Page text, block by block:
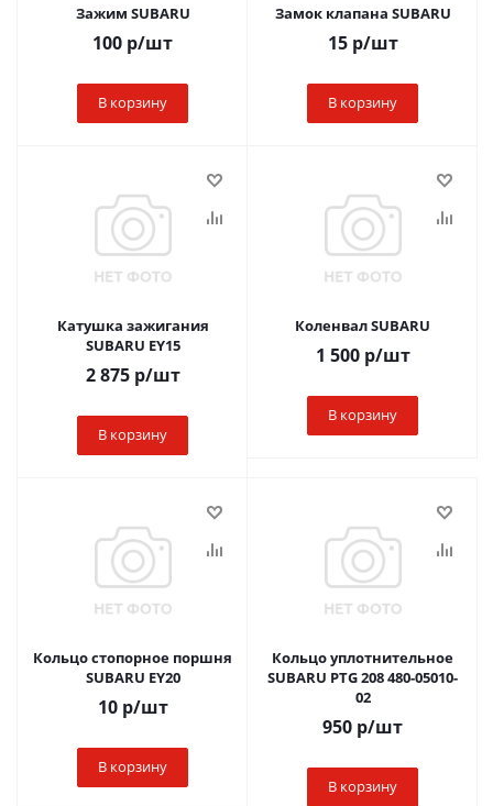
Зажим SUBARU
100 р/шт
В корзину
Замок клапана SUBARU
15р/шт
В корзину
Катушка зажигания
SUBARU EY15
2 875р/шт
В корзину
Коленвал SUBARU
1 500р/шт
В корзину
Кольцо стопорное поршня
SUBARU EY20
10р/шт
В корзину
Кольцо уплотнительное
SUBARU PTG 208 480-05010-
02
950 р/шт
В корзину